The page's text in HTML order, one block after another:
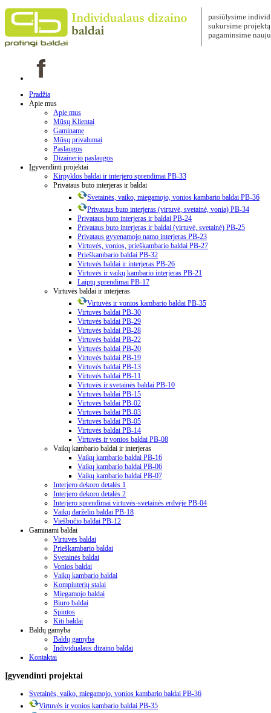
Pradžia
Apie mus
Apie mus
Mūsų Klientai
Gaminame
Mūsų privalumai
Paslaugos
Dizainerio paslaugos
Įgyvendinti projektai
Kirpyklos baldai ir interjero sprendimai PB-33
Privataus buto interjeras ir baldai
Svetainės, vaiko, miegamojo, vonios kambario baldai PB-36
Privataus buto interjeras (virtuvė, svetainė, vonia) PB-34
Privataus buto interjeras ir baldai PB-24
Privataus buto interjeras ir baldai (virtuvė, svetainė) PB-25
Privataus gyvenamojo namo interjeras PB-23
Virtuvės, vonios, prieškambario baldai PB-27
Prieškambario baldai PB-32
Virtuvės baldai ir interjeras PB-26
Virtuvės ir vaikų kambario interjeras PB-21
Laiptų sprendimai PB-17
Virtuvės baldai ir interjeras
Virtuvės ir vonios kambario baldai PB-35
Virtuvės baldai PB-30
Virtuvės baldai PB-29
Virtuvės baldai PB-28
Virtuvės baldai PB-22
Virtuvės baldai PB-20
Virtuvės baldai PB-19
Virtuvės baldai PB-13
Virtuvės baldai PB-11
Virtuvės ir svetainės baldai PB-10
Virtuvės baldai PB-15
Virtuvės baldai PB-02
Virtuvės baldai PB-03
Virtuvės baldai PB-05
Virtuvės baldai PB-14
Virtuvės ir vonios baldai PB-08
Vaikų kambario baldai ir interjeras
Vaikų kambario baldai PB-16
Vaikų kambario baldai PB-06
Vaikų kambario baldai PB-07
Interjero dekoro detalės 1
Interjero dekoro detalės 2
Interjero sprendimai virtuvės-svetainės erdvėje PB-04
Vaikų darželio baldai PB-18
Viešbučio baldai PB-12
Gaminami baldai
Virtuvės baldai
Prieškambario baldai
Svetainės baldai
Vonios baldai
Vaikų kambario baldai
Kompiuterių stalai
Miegamojo baldai
Biuro baldai
Spintos
Kiti baldai
Baldų gamyba
Baldų gamyba
Individualaus dizaino baldai
Kontaktai
Įgyvendinti projektai
Svetainės, vaiko, miegamojo, vonios kambario baldai PB-36
Virtuvės ir vonios kambario baldai PB-35